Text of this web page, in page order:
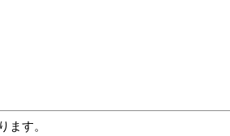
ます。